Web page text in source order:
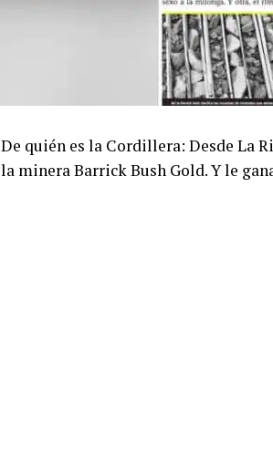
De quién es la Cordillera: Desde La
la minera Barrick Bush Gold. Y le